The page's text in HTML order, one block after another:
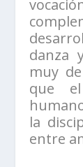
danza
muy
que
la
entre